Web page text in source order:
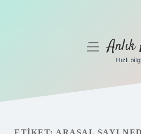
Gizlilik Politikası
menüyüAnlık
Hızlı
ETIKET: ARASAL SAYI